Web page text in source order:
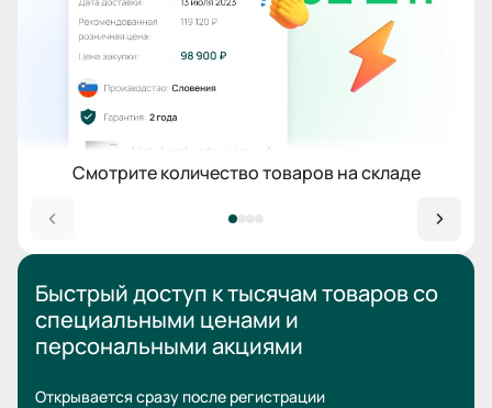
Смотрите количество товаров на складе
Быстрый доступ к тысячам товаровсо
специальными ценами и
персональными акциями
Открывается сразу после регистрации